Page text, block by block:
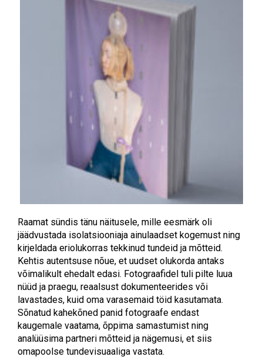
Raamat sündis tänu näitusele, mille eesmärk oli
jäädvustada isolatsiooniaja ainulaadset kogemust ning
kirjeldada eriolukorras tekkinud tundeid ja mõtteid.
Kehtis autentsuse nõue, et uudset olukorda antaks
võimalikult ehedalt edasi. Fotograafidel tuli pilte luua
nüüd ja praegu, reaalsust dokumenteerides või
lavastades, kuid oma varasemaid töid kasutamata.
Sõnatud kahekõned panid fotograafe endast
kaugemale vaatama, õppima samastumist ning
analüüsima partneri mõtteid ja nägemusi, et siis
omapoolse tundevisuaaliga vastata.